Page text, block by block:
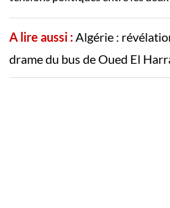
A lire aussi : Algérie :
drame du bus de Oued El